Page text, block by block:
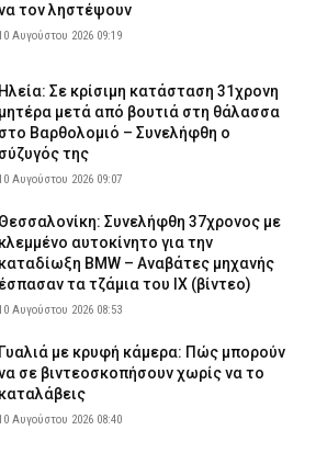
τον ληστέψουν
Αυγούστου 2026 09:19
Ηλεία: Σε κρίσιμη κατάσταση 31χρονη
μητέρα μετά από βουτιά στη θάλασσα
στο Βαρθολομιό – Συνελήφθη ο
σύζυγός της
Αυγούστου 2026 09:07
Θεσσαλονίκη: Συνελήφθη 37χρονος με
κλεμμένο αυτοκίνητο για την
καταδίωξη BMW – Αναβάτες μηχανής
έσπασαν τα τζάμια του ΙΧ (βίντεο)
Αυγούστου 2026 08:53
Γυαλιά με κρυφή κάμερα: Πώς μπορούν
σε βιντεοσκοπήσουν χωρίς να το
καταλάβεις
Αυγούστου 2026 08:40